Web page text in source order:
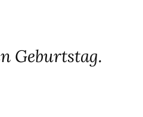
Geburtstag.